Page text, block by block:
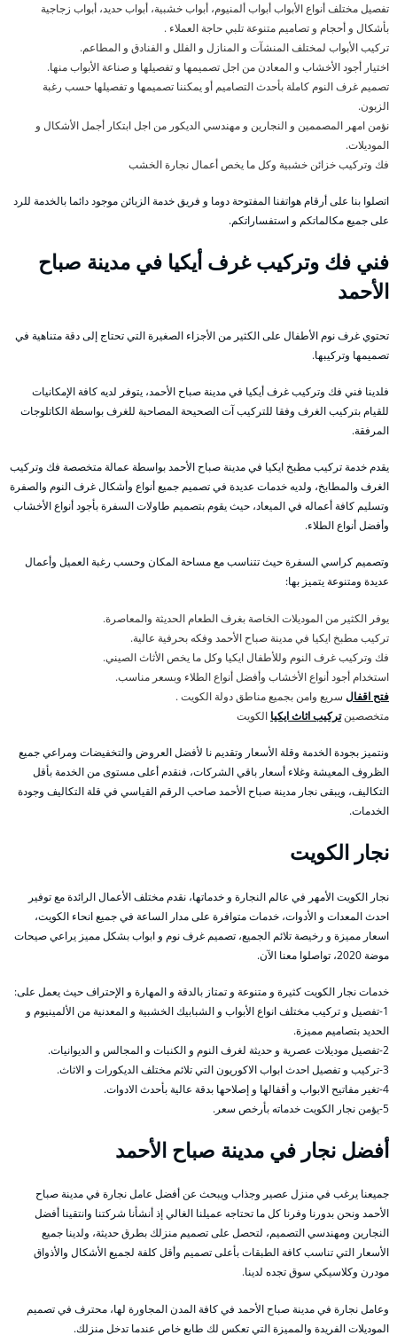
تفصيل مختلف أنواع الأبواب أبواب ألمنيوم، أبواب خشبية، أبواب حديد، أبواب زجاجية
بأشكال و أحجام و تصاميم متنوعة تلبي حاجة العملاء .
تركيب الأبواب لمختلف المنشآت و المنازل و الفلل و الفنادق و المطاعم.
اختيار أجود الأخشاب و المعادن من اجل تصميمها و تفصيلها و صناعة الأبواب منها.
تصميم غرف النوم كاملة بأحدث التصاميم أو يمكننا تصميمها و تفصيلها حسب رغبة
الزبون.
نؤمن امهر المصممين و النجارين و مهندسي الديكور من اجل ابتكار أجمل الأشكال و
الموديلات.
فك وتركيب خزائن خشبية وكل ما يخص أعمال نجارة الخشب
اتصلوا بنا على أرقام هواتفنا المفتوحة دوما و فريق خدمة الزبائن موجود دائما بالخدمة للرد
على جميع مكالماتكم و استفساراتكم.
فني فك وتركيب غرف أيكيا في مدينة صباح
الأحمد
تحتوي غرف نوم الأطفال على الكثير من الأجزاء الصغيرة التي تحتاج إلى دقة متناهية في
تصميمها وتركيبها.
فلدينا فني فك وتركيب غرف أيكيا في مدينة صباح الأحمد، يتوفر لديه كافة الإمكانيات
للقيام بتركيب الغرف وفقا للتركيب آت الصحيحة المصاحبة للغرف بواسطة الكاتلوجات
المرفقة.
يقدم خدمة تركيب مطبخ ايكيا في مدينة صباح الأحمد بواسطة عمالة متخصصة فك وتركيب
الغرف والمطابخ، ولديه خدمات عديدة في تصميم جميع أنواع وأشكال غرف النوم والصفرة
وتسليم كافة أعماله في الميعاد، حيث يقوم بتصميم طاولات السفرة بأجود أنواع الأخشاب
وأفضل أنواع الطلاء.
وتصميم كراسي السفرة حيث تتناسب مع مساحة المكان وحسب رغبة العميل وأعمال
عديدة ومتنوعة يتميز بها:
يوفر الكثير من الموديلات الخاصة بغرف الطعام الحديثة والمعاصرة.
تركيب مطبخ ايكيا في مدينة صباح الأحمد وفكه بحرفية عالية.
فك وتركيب غرف النوم وللأطفال ايكيا وكل ما يخص الأثاث الصيني.
استخدام أجود أنواع الأخشاب وأفضل أنواع الطلاء وبسعر مناسب.
فتح اقفال سريع وامن بجميع مناطق دولة الكويت .
متخصصينتركيب اثاث ايكيا الكويت
ونتميز بجودة الخدمة وقلة الأسعار وتقديم نا لأفضل العروض والتخفيضات ومراعي جميع
الظروف المعيشة وغلاء أسعار باقي الشركات، فنقدم أعلى مستوى من الخدمة بأقل
التكاليف، ويبقى نجار مدينة صباح الأحمد صاحب الرقم القياسي في قلة التكاليف وجودة
الخدمات.
نجار الكويت
نجار الكويت الأمهر في عالم النجارة و خدماتها، نقدم مختلف الأعمال الرائدة مع توفير
احدث المعدات و الأدوات، خدمات متوافرة على مدار الساعة في جميع انحاء الكويت،
اسعار مميزة و رخيصة تلائم الجميع، تصميم غرف نوم و ابواب بشكل مميز يراعي صيحات
موضة 2020، تواصلوا معنا الآن.
خدمات نجار الكويت كثيرة و متنوعة و تمتاز بالدقة و المهارة و الإحتراف حيث يعمل على:
1-تفصيل و تركيب مختلف انواع الأبواب و الشبابيك الخشبية و المعدنية من الألمينيوم و
الحديد بتصاميم مميزة.
2-تفصيل موديلات عصرية و حديثة لغرف النوم و الكنبات و المجالس و الديوانيات.
3-تركيب و تفصيل احدث ابواب الاكوريون التي تلائم مختلف الديكورات و الاثاث.
4-تغير مفاتيح الابواب و أقفالها و إصلاحها بدقة عالية بأحدث الادوات.
5-يؤمن نجار الكويت خدماته بأرخص سعر.
أفضل نجار في مدينة صباح الأحمد
جميعنا يرغب في منزل عصير وجذاب ويبحث عن أفضل عامل نجارة في مدينة صباح
الأحمد ونحن بدورنا وفرنا كل ما تحتاجه عميلنا الغالي إذ أنشأنا شركتنا وانتقينا أفضل
النجارين ومهندسي التصميم، لتحصل على تصميم منزلك بطرق حديثة، ولدينا جميع
الأسعار التي تناسب كافة الطبقات بأعلى تصميم وأقل كلفة لجميع الأشكال والأذواق
مودرن وكلاسيكي سوق تجده لدينا.
وعامل نجارة في مدينة صباح الأحمد في كافة المدن المجاورة لها، محترف في تصميم
الموديلات الفريدة والمميزة التي تعكس لك طابع خاص عندما تدخل منزلك.